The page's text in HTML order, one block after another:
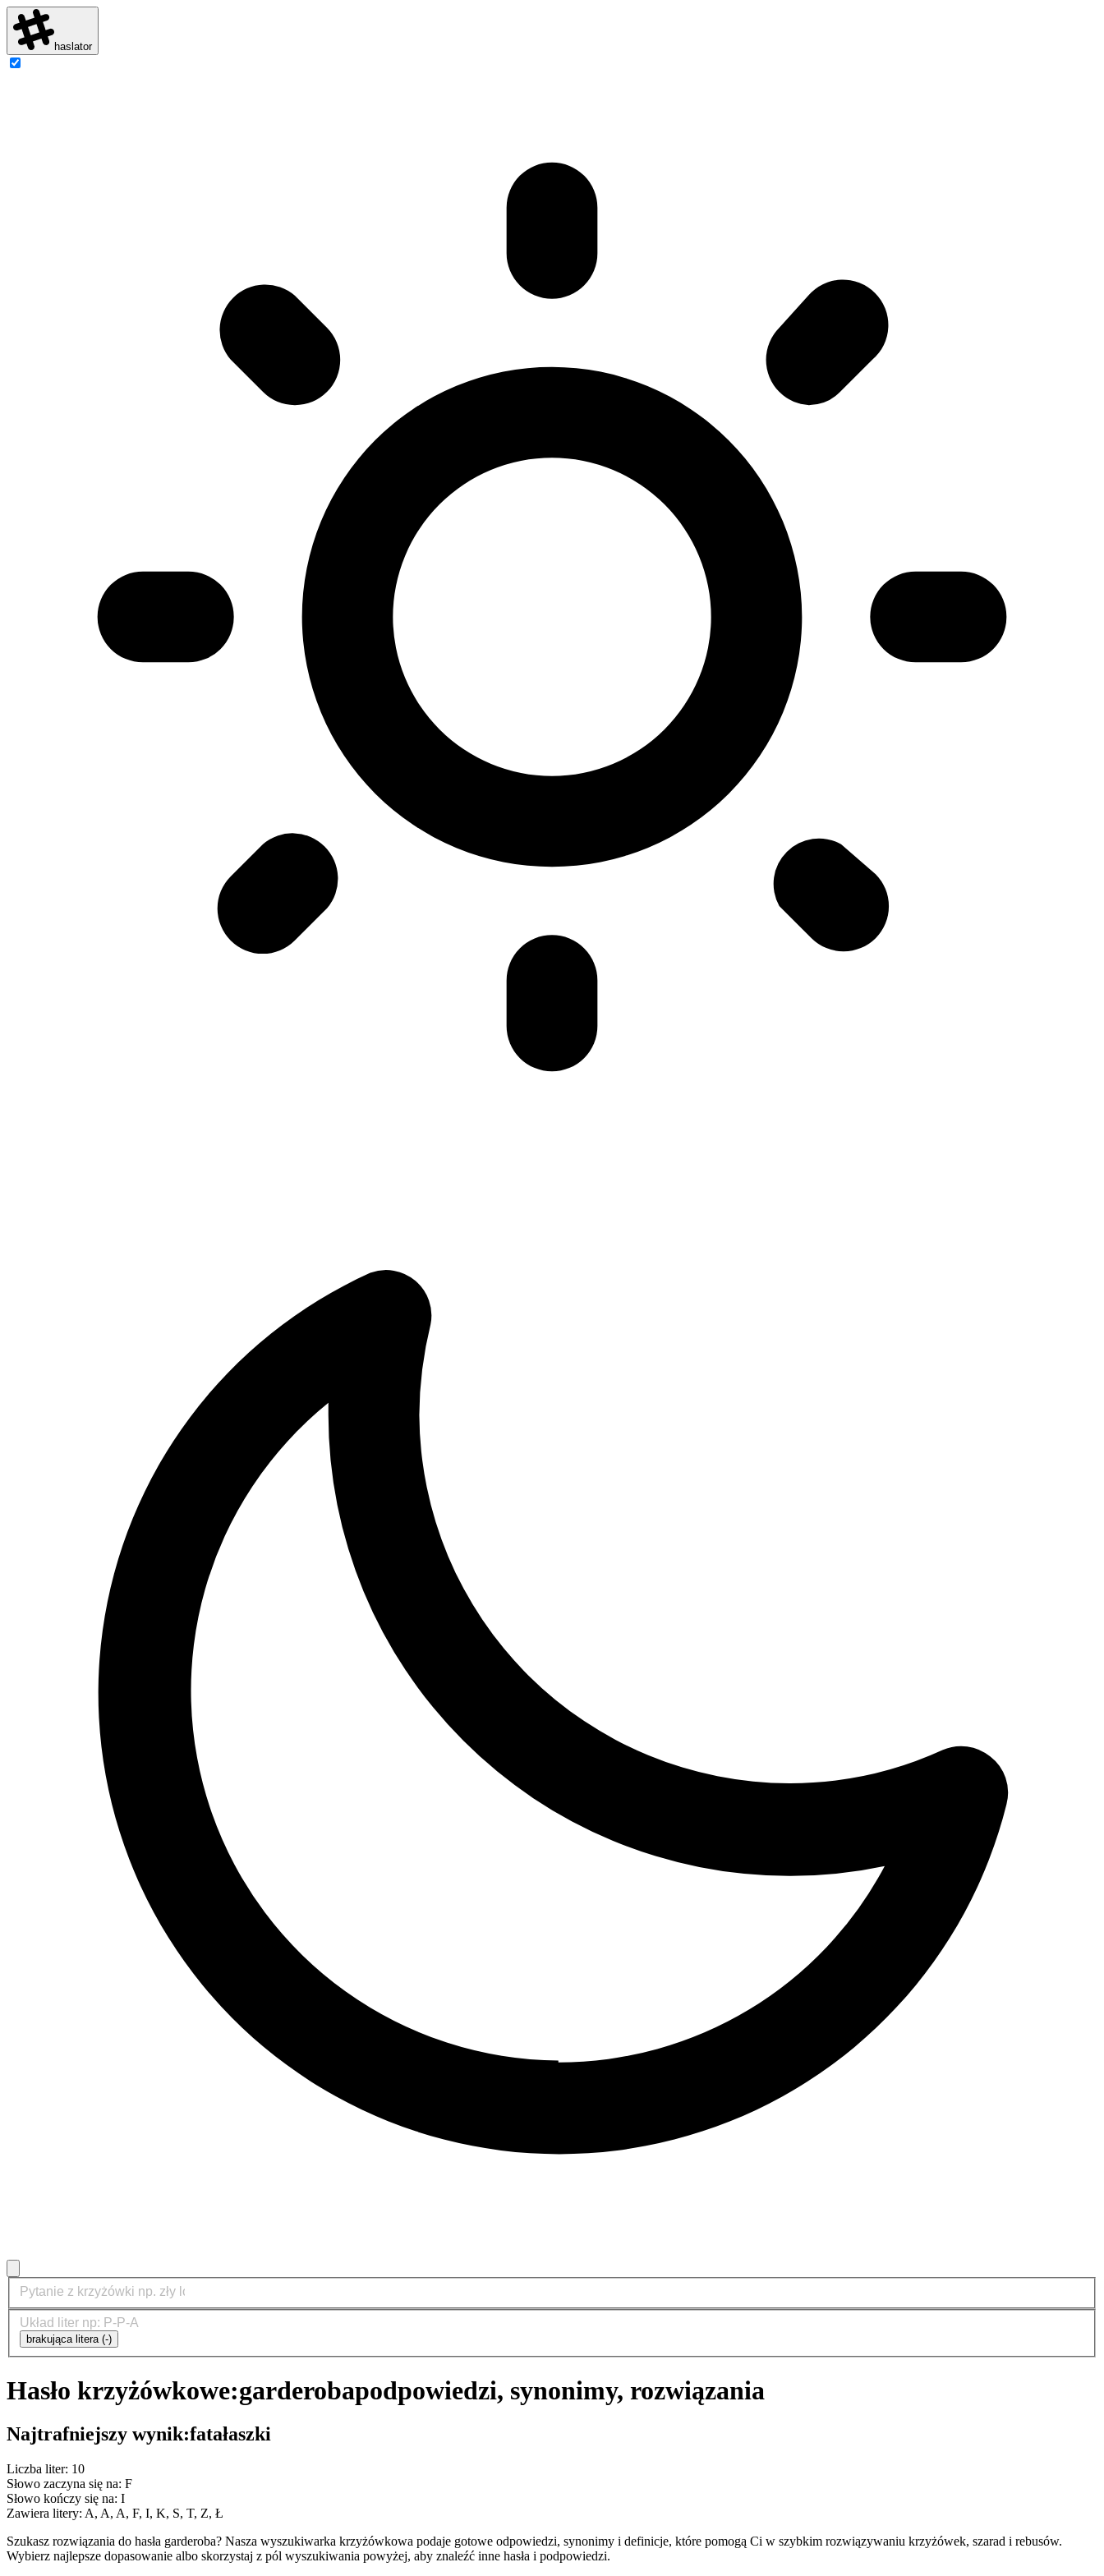
haslator
brakująca litera (-)
Hasło krzyżówkowe:garderobapodpowiedzi, synonimy, rozwiązania
Najtrafniejszy wynik:fatałaszki
Liczba liter: 10
Słowo zaczyna się na: F
Słowo kończy się na: I
Zawiera litery: A, A, A, F, I, K, S, T, Z, Ł
Szukasz rozwiązania do hasła garderoba? Nasza wyszukiwarka krzyżówkowa podaje gotowe odpowiedzi, synonimy i definicje, które pomogą Ci w szybkim rozwiązywaniu krzyżówek, szarad i rebusów.
Wybierz najlepsze dopasowanie albo skorzystaj z pól wyszukiwania powyżej, aby znaleźć inne hasła i podpowiedzi.